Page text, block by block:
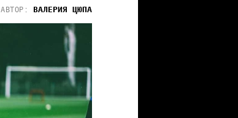
АВТОР: ВАЛЕРИЯ ЦЮПА